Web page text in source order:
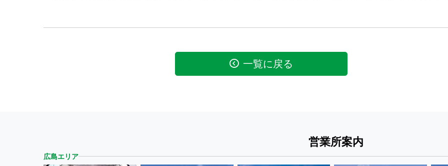
一覧に戻る
営業所案内
広島エリア